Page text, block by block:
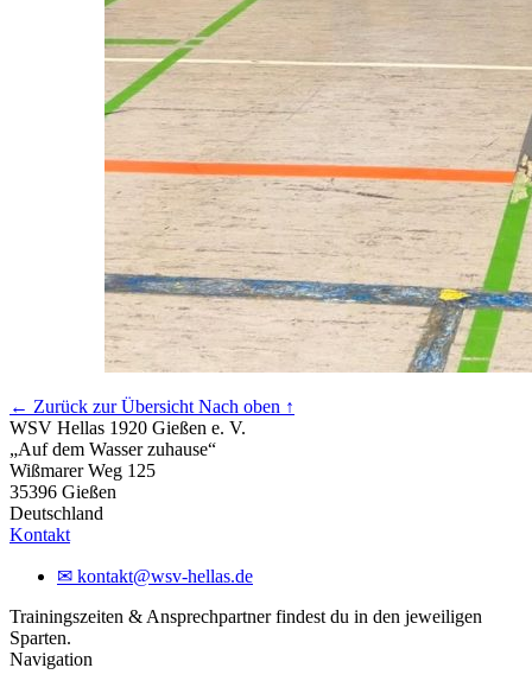
← Zurück zur Übersicht Nach oben ↑
WSV Hellas 1920 Gießen e. V.
„Auf dem Wasser zuhause“
Wißmarer Weg 125
35396 Gießen
Deutschland
Kontakt
✉ kontakt@wsv-hellas.de
Trainingszeiten & Ansprechpartner findest du in den jeweiligen
Sparten.
Navigation